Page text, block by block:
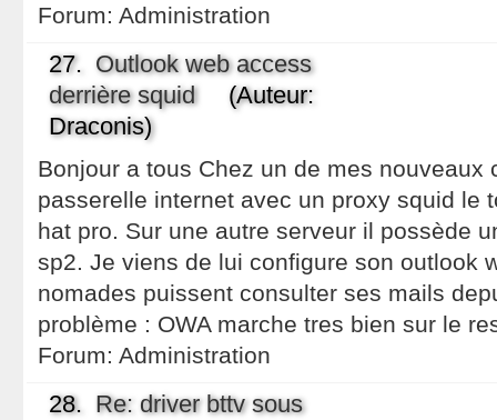
Forum: Administration
27. Outlook web access
derrière squid(Auteur:
Draconis)
Bonjour a tous Chez un de mes nouveaux
passerelle internet avec un proxy squid le
hat pro. Sur une autre serveur il possède
sp2. Je viens de lui configure son outlook
nomades puissent consulter ses mails
problème : OWA marche tres bien sur le
Forum: Administration
28. Re: driver bttv sous